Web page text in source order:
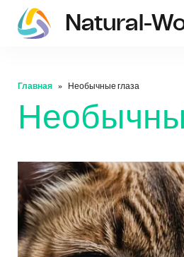
Natural-
Главная Необычные глаза